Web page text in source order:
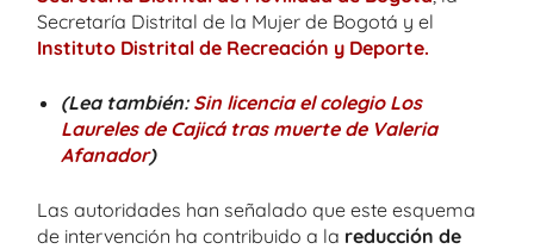
Secretaría Distrital de la Mujer de Bogotá y el
Instituto Distrital de Recreación y Deporte.
(Lea también: Sin licencia el colegio Los
Laureles de Cajicá tras muerte de Valeria
Afanador)
Las autoridades han señalado que este esquema
de intervención ha contribuido a la reducción de